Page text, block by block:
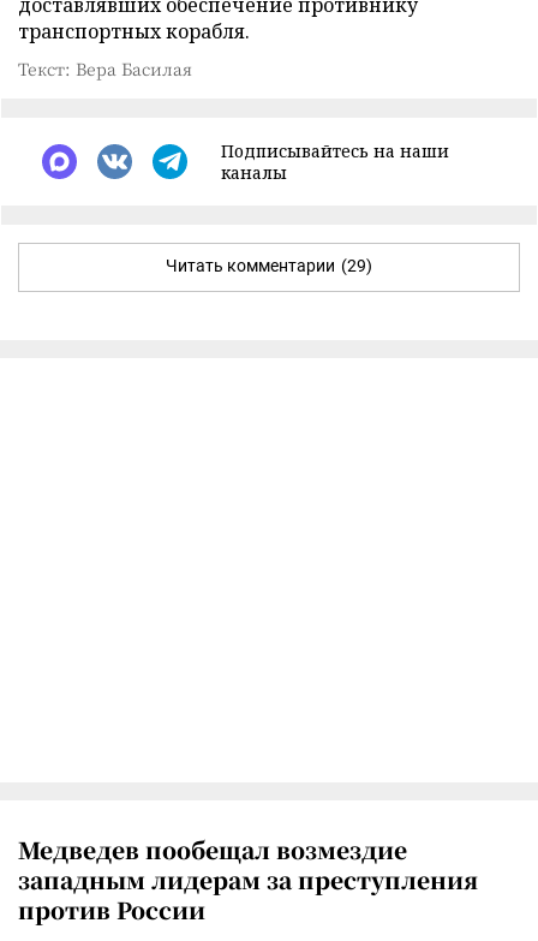
транспортных корабля.
Текст: Вера Басилая
Подписывайтесь на наши
каналы
Читать комментарии (29)
Медведев пообещал возмездие
западным лидерам за преступления
против России